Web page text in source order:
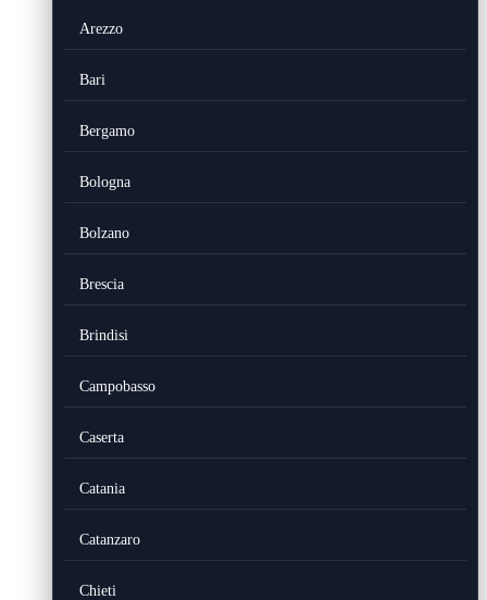
Arezzo
Bari
Bergamo
Bologna
Bolzano
Brescia
Brindisi
Campobasso
Caserta
Catania
Catanzaro
Chieti